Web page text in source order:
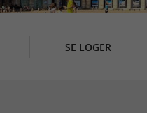
SE LOGER